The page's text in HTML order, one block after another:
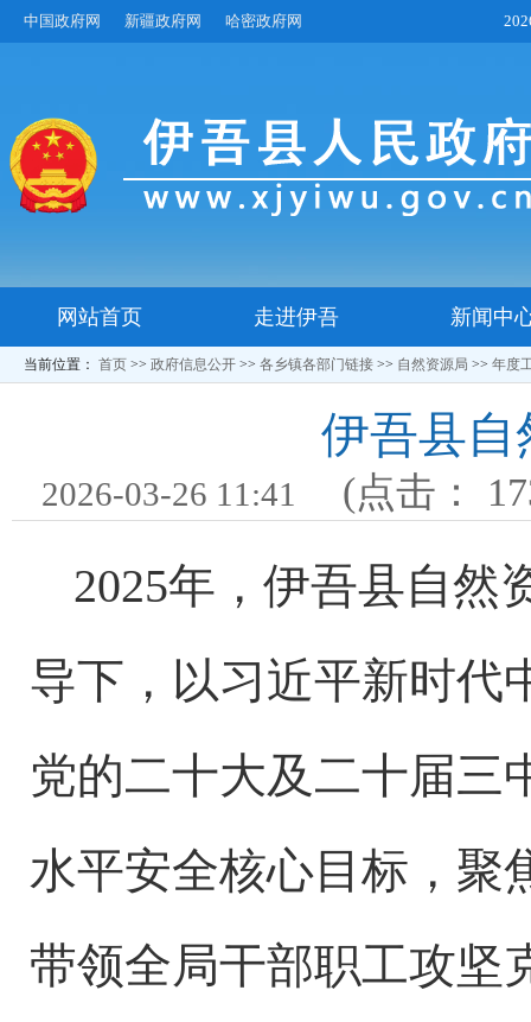
中国政府网 新疆政府网 哈密政府网
网站首页 走进伊吾 新闻中
当前位置： 首页 >> 政府信息公开 >> 各乡镇各部门链接 >> 自然资源局 >> 年度
伊吾县自
2026-03-26 11:41 (点击：
2025年，伊吾县自然
导下，以习近平新时代
党的二十大及二十届三
水平安全核心目标，聚
带领全局干部职工攻坚